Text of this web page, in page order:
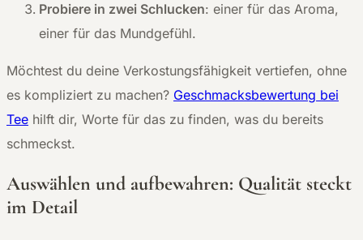
Probiere in zwei Schlucken: einer für das Aroma,
einer für das Mundgefühl.
Möchtest du deine Verkostungsfähigkeit vertiefen, ohne
es kompliziert zu machen? Geschmacksbewertung bei
Tee hilft dir, Worte für das zu finden, was du bereits
schmeckst.
Auswählen und aufbewahren: Qualität steckt
im Detail